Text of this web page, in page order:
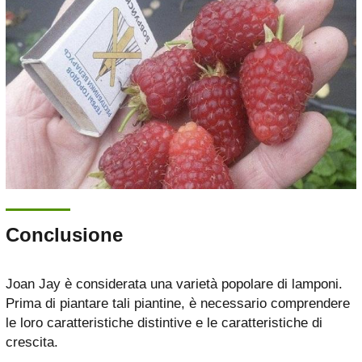
Conclusione
Joan Jay è considerata una varietà popolare di lamponi.
Prima di piantare tali piantine, è necessario comprendere
le loro caratteristiche distintive e le caratteristiche di
crescita.